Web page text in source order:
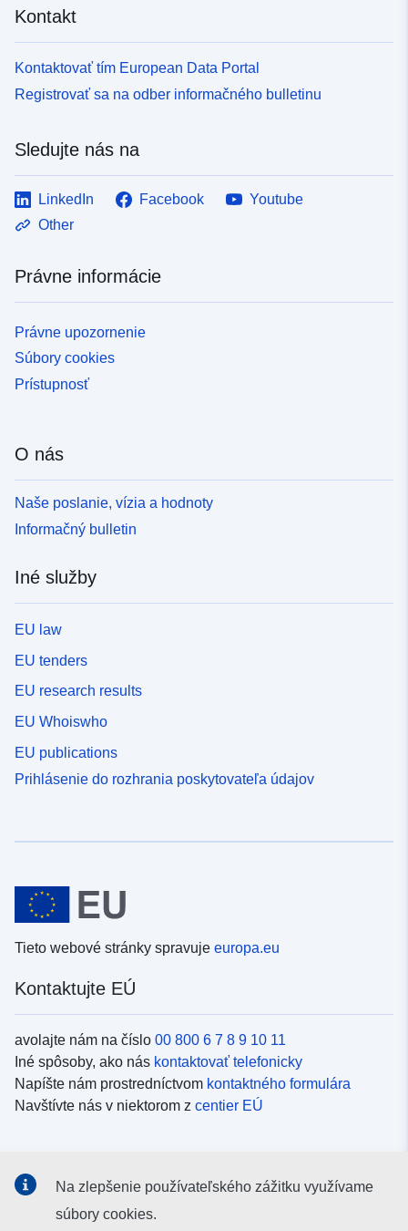
Kontakt
Kontaktovať tím European Data Portal
Registrovať sa na odber informačného bulletinu
Sledujte nás na
LinkedIn Facebook
Youtube
Other
Právne informácie
Právne upozornenie
Súbory cookies
Prístupnosť
O nás
Naše poslanie, vízia a hodnoty
Informačný bulletin
Iné služby
EU law
EU tenders
EU research results
EU Whoiswho
EU publications
Prihlásenie do rozhrania poskytovateľa údajov
Tieto webové stránky spravuje europa.eu
Kontaktujte EÚ
avolajte nám na číslo 00 800 6 7 8 9 10 11
Iné spôsoby, ako nás kontaktovať telefonicky
Napíšte nám prostredníctvom kontaktného formulára
Navštívte nás v niektorom z centier EÚ
Kanály EÚ nasociálnych médiách
Na zlepšenie používateľského zážitku využívame
súbory cookies.